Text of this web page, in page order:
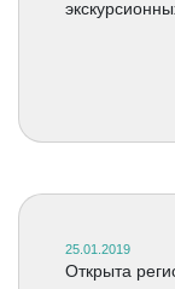
25.01.2019
Открыта